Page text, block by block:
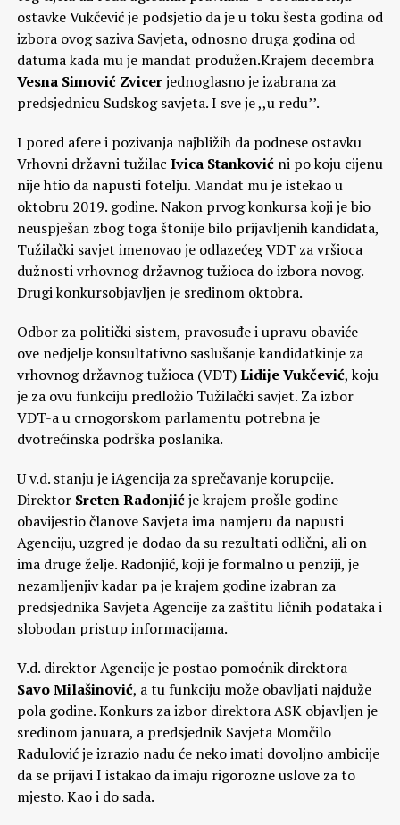
ostavke Vukčević je podsjetio da je u toku šesta godina od
izbora ovog saziva Savjeta, odnosno druga godina od
datuma kada mu je mandat produžen.Krajem decembra
Vesna Simović Zvicerjednoglasno je izabrana za
predsjednicu Sudskog savjeta. I sve je ,,u redu’’.
I pored afere i pozivanja najbližih da podnese ostavku
Vrhovni državni tužilac Ivica Stankovićni po koju cijenu
nije htio da napusti fotelju. Mandat mu je istekao u
oktobru 2019. godine. Nakon prvog konkursa koji je bio
neuspješan zbog toga štonije bilo prijavljenih kandidata,
Tužilački savjet imenovao je odlazećeg VDT za vršioca
dužnosti vrhovnog državnog tužioca do izbora novog.
Drugi konkursobjavljen je sredinom oktobra.
Odbor za politički sistem, pravosuđe i upravu obaviće
ove nedjelje konsultativno saslušanje kandidatkinje za
vrhovnog državnog tužioca (VDT)Lidije Vukčević, koju
je za ovu funkciju predložio Tužilački savjet. Za izbor
VDT-a u crnogorskom parlamentu potrebna je
dvotrećinska podrška poslanika.
U v.d. stanju je iAgencija za sprečavanje korupcije.
Direktor Sreten Radonjićje krajem prošle godine
obavijestio članove Savjeta ima namjeru da napusti
Agenciju, uzgred je dodao da su rezultati odlični, ali on
ima druge želje. Radonjić, koji je formalno u penziji, je
nezamljenjiv kadar pa je krajem godine izabran za
predsjednika Savjeta Agencije za zaštitu ličnih podataka i
slobodan pristup informacijama.
V.d. direktor Agencije je postao pomoćnik direktora
Savo Milašinović, a tu funkciju može obavljati najduže
pola godine. Konkurs za izbor direktora ASK objavljen je
sredinom januara, a predsjednik Savjeta Momčilo
Radulović je izrazio nadu će neko imati dovoljno ambicije
da se prijavi I istakao da imaju rigorozne uslove za to
mjesto. Kao i do sada.